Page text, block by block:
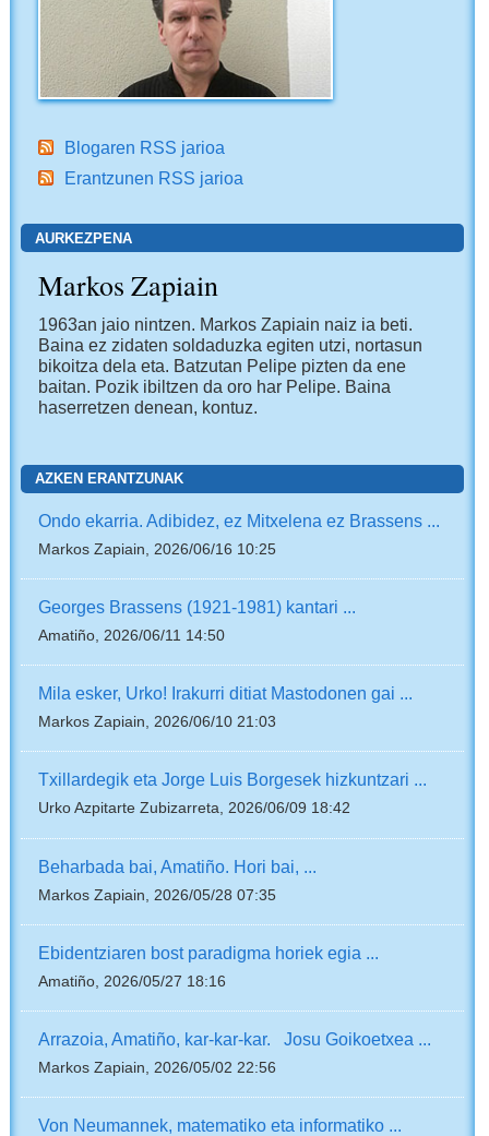
Blogaren RSS jarioa
Erantzunen RSS jarioa
AURKEZPENA
Markos Zapiain
1963an jaio nintzen. Markos Zapiain naiz ia beti.
Baina ez zidaten soldaduzka egiten utzi, nortasun
bikoitza dela eta. Batzutan Pelipe pizten da ene
baitan. Pozik ibiltzen da oro har Pelipe. Baina
haserretzen denean, kontuz.
AZKEN ERANTZUNAK
Ondo ekarria. Adibidez, ez Mitxelena ez Brassens ...
Markos Zapiain, 2026/06/16 10:25
Georges Brassens (1921-1981) kantari ...
Amatiño, 2026/06/11 14:50
Mila esker, Urko! Irakurri ditiat Mastodonen gai ...
Markos Zapiain, 2026/06/10 21:03
Txillardegik eta Jorge Luis Borgesek hizkuntzari ...
Urko Azpitarte Zubizarreta, 2026/06/09 18:42
Beharbada bai, Amatiño. Hori bai, ...
Markos Zapiain, 2026/05/28 07:35
Ebidentziaren bost paradigma horiek egia ...
Amatiño, 2026/05/27 18:16
Arrazoia, Amatiño, kar-kar-kar. Josu Goikoetxea ...
Markos Zapiain, 2026/05/02 22:56
Von Neumannek, matematiko eta informatiko ...